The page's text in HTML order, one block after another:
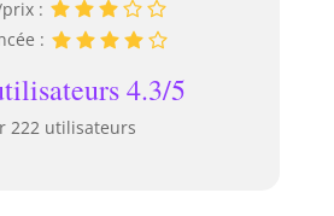
:
:
4.3/5
222 utilisateurs